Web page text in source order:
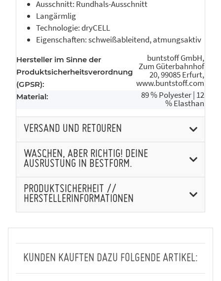
Ausschnitt: Rundhals-Ausschnitt
Langärmlig
Technologie: dryCELL
Eigenschaften: schweißableitend, atmungsaktiv
Hersteller im Sinne der
Produktsicherheitsverordnung
(GPSR):
buntstoff GmbH,
Zum Güterbahnhof
20, 99085 Erfurt,
www.buntstoff.com
Material: 89 % Polyester | 12
% Elasthan
VERSAND UND RETOUREN
WASCHEN, ABER RICHTIG! DEINE
AUSRÜSTUNG IN BESTFORM.
PRODUKTSICHERHEIT //
HERSTELLERINFORMATIONEN
KUNDEN KAUFTEN DAZU FOLGENDE ARTIKEL: